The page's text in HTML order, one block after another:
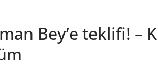
Bey’e teklifi! –